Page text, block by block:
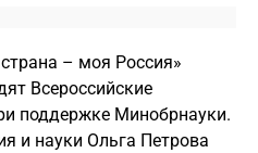
– моя Россия»
Всероссийские
поддержке Минобрнауки.
и науки Ольга Петрова